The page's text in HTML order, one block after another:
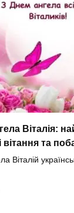
Віталія:
вітання та
Віталій